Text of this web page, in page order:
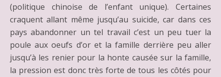
(politique chinoise de l’enfant unique). Certaines
craquent allant même jusqu’au suicide, car dans ces
pays abandonner un tel travail c’est un peu tuer la
poule aux oeufs d’or et la famille derrière peu aller
jusqu’à les renier pour la honte causée sur la famille,
la pression est donc très forte de tous les côtés pour